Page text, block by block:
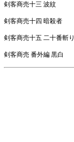
剣客商売十三 波紋
剣客商売十四 暗殺者
剣客商売十五 二十番斬り
剣客商売 番外編 黒白